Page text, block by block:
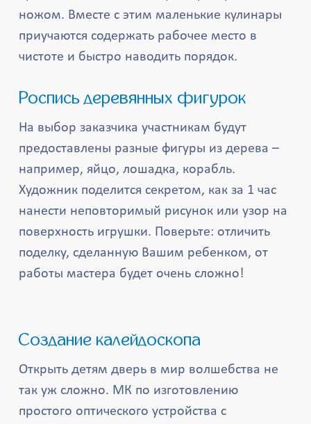
ножом. Вместе с этим маленькие кулинары
приучаются содержать рабочее место в
чистоте и быстро наводить порядок.
Роспись деревянных фигурок
На выбор заказчика участникам будут
предоставлены разные фигуры из дерева –
например, яйцо, лошадка, корабль.
Художник поделится секретом, как за 1 час
нанести неповторимый рисунок или узор на
поверхность игрушки. Поверьте: отличить
поделку, сделанную Вашим ребенком, от
работы мастера будет очень сложно!
Создание калейдоскопа
Открыть детям дверь в мир волшебства не
так уж сложно. МК по изготовлению
простого оптического устройства с